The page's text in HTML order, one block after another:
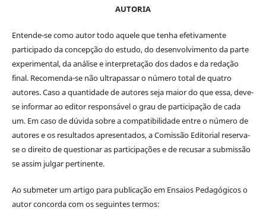
AUTORIA
Entende-se como autor todo aquele que tenha efetivamente
participado da concepção do estudo, do desenvolvimento da parte
experimental, da análise e interpretação dos dados e da redação
final. Recomenda-se não ultrapassar o número total de quatro
autores. Caso a quantidade de autores seja maior do que essa, deve-
se informar ao editor responsável o grau de participação de cada
um. Em caso de dúvida sobre a compatibilidade entre o número de
autores e os resultados apresentados, a Comissão Editorial reserva-
se o direito de questionar as participações e de recusar a submissão
se assim julgar pertinente.
Ao submeter um artigo para publicação em Ensaios Pedagógicos o
autor concorda com os seguintes termos: